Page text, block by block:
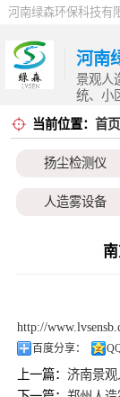
河南
景观人
统、小
当前位置： 首页
扬尘检测仪
人造雾设备
小区喷雾设备
http://
百度分享：
上一篇：济南景
扬尘检测仪
智慧工地
降尘喷雾设备
小区喷雾设备